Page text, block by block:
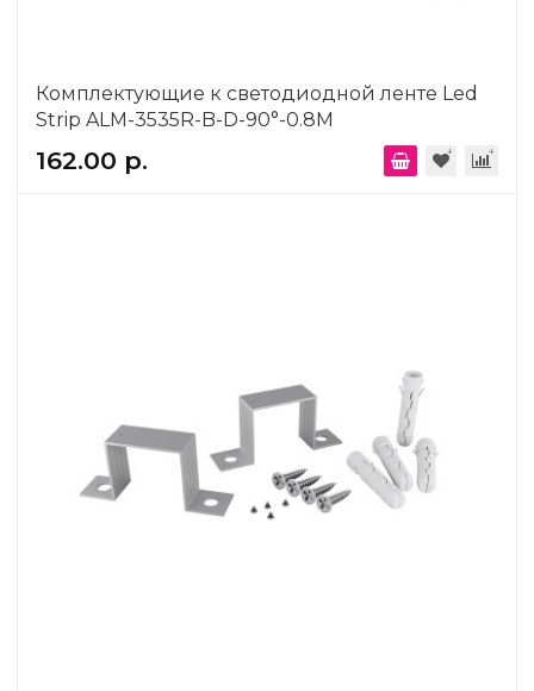
Комплектующие к светодиодной ленте Led
Strip ALM-3535R-B-D-90°-0.8M
162.00 р.